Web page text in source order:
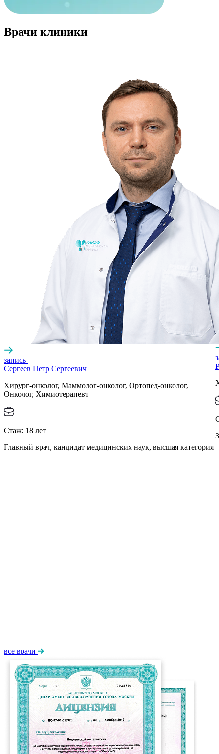
Врачи клиники
запись
Сергеев Петр Сергеевич
Хирург-онколог, Маммолог-онколог, Ортопед-онколог,
Онколог, Химиотерапевт
Стаж: 18 лет
Главный врач, кандидат медицинских наук, высшая категория
все врачи